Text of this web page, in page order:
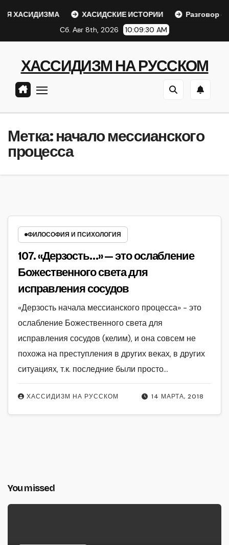
ХАСИДИЗМА ХАСИДСКИЕ ИСТОРИИ
Разговор с
Сб. Авг 8th, 2026
10:09:30 AM
ХАССИДИЗМ НА РУССКОМ
Метка:начало мессианского
процесса
ФИЛОСОФИЯ И ПСИХОЛОГИЯ
107. «Дерзость…» — это ослабление
Божественного света для
исправления сосудов
14 МАРТА, 2018
ХАССИДИЗМ НА РУССКОМ
«Дерзость начала мессианского процесса» - это
ослабление Божественного света для
исправления сосудов (келим), и она совсем не
похожа на преступления в других веках, в других
ситуациях, т.к. последние были просто…
You missed